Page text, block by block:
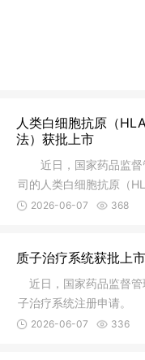
人类白细胞抗原（
法）获批上市
近日，国家药品监督
司的人类白细胞抗原（
法）注册申请
2026-06-07 368
质子治疗系统获批上市
近日，国家药品监督管
子治疗系统注册申请。
组成，其
2026-06-07 336